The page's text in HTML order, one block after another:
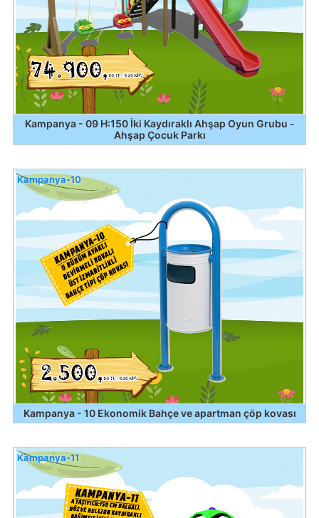
Kampanya - 09 H:150 İki Kaydıraklı Ahşap Oyun Grubu -
Ahşap Çocuk Parkı
Kampanya - 10 Ekonomik Bahçe ve apartman çöp kovası
Kampanya-10
Kampanya-11